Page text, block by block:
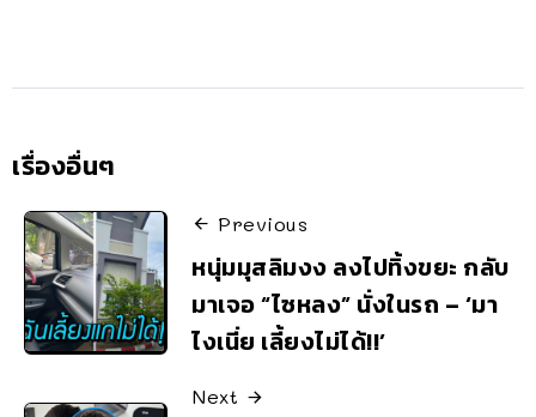
เรื่องอื่นๆ
Previous
หนุ่มมุสลิมงง ลงไปทิ้งขยะ กลับ
มาเจอ “ไซหลง” นั่งในรถ – ‘มา
ไงเนี่ย เลี้ยงไม่ได้!!’
Next